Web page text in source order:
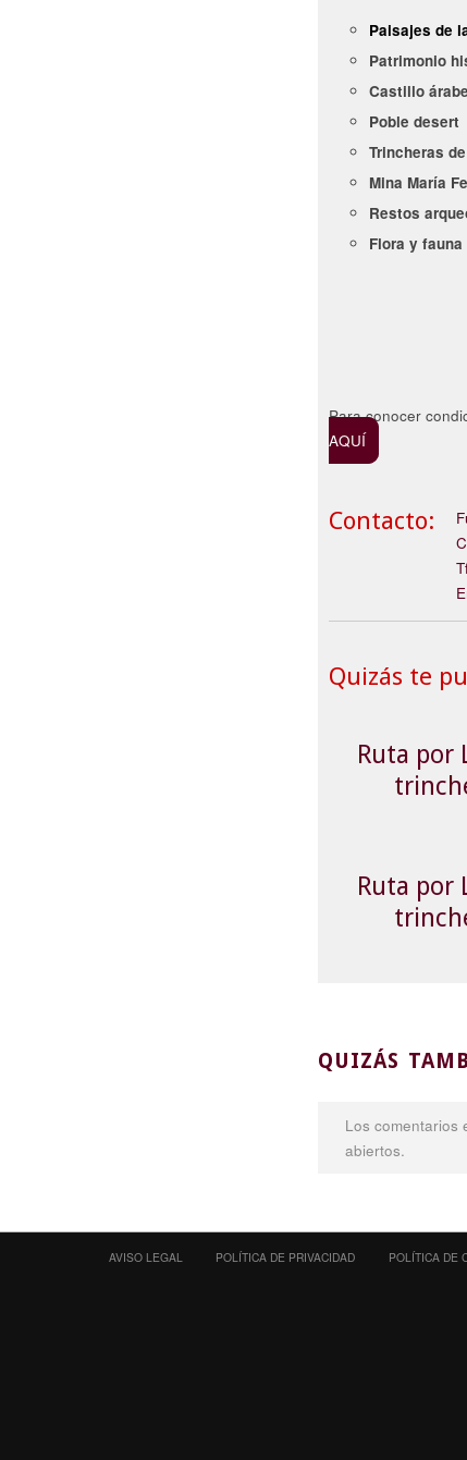
Paisajes de
Patrimonio
Castillo árabe
Poble desert
Trincheras
Mina María
Restos
Flora y
Para conocer
AQUÍ
Contacto:
Quizás te
Ruta por
Ruta por
QUIZÁS
Los comentarios
abiertos.
AVISO LEGAL POLÍTICA DE PRIVACIDAD POLÍTICA DE